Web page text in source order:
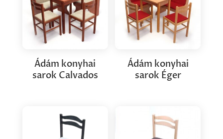
Ádám konyhai
sarok Calvados
Ádám konyhai
sarok Éger